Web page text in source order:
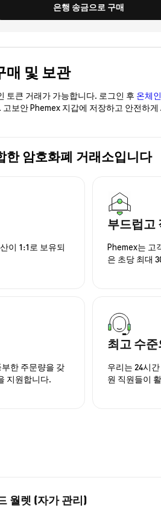
은행 송금으로 구매
및 보관
토큰 거래가 가능합니다. 로그인 후 온체
보안 Phemex 지갑에 저장하고 안전하
암호화폐 거래소입니다
이 1:1로 보유되
부드럽고
Phemex는 고
은 초당 최대
한 주문량을 갖
지원합니다.
최고 수
우리는 24시
원 직원들이
월렛 (자가 관리)